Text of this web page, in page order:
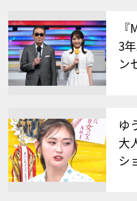
3
ン
ゆ
大
シ